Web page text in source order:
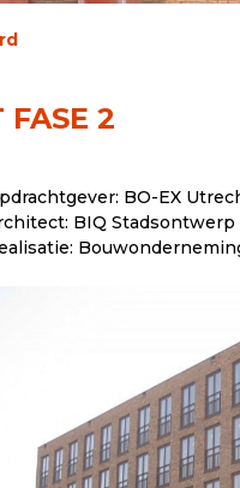
2
BO-EX
BIQ Stadsontwerp